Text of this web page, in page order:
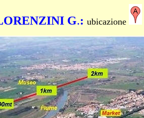
G.: ubicazione